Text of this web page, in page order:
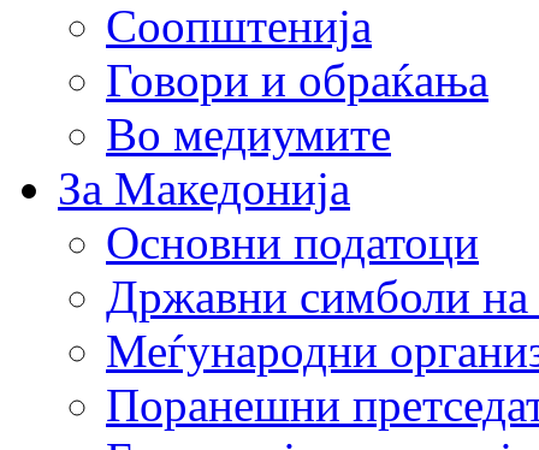
Соопштенија
Говори и обраќања
Во медиумите
За Македонија
Основни податоци
Државни симболи
Меѓународни
Поранешни